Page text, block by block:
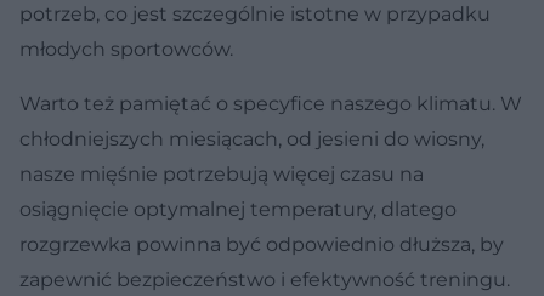
potrzeb, co jest szczególnie istotne w przypadku
młodych sportowców.
Warto też pamiętać o specyfice naszego klimatu. W
chłodniejszych miesiącach, od jesieni do wiosny,
nasze mięśnie potrzebują więcej czasu na
osiągnięcie optymalnej temperatury, dlatego
rozgrzewka powinna być odpowiednio dłuższa, by
zapewnić bezpieczeństwo i efektywność treningu.